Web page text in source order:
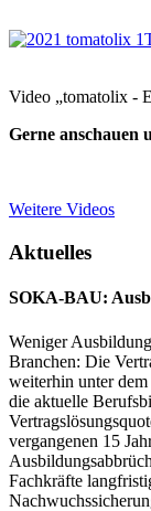
Video „tomatolix -
Gerne anschauen
Weitere Videos
Aktuelles
SOKA-BAU:
Weniger
Branchen: Die
weiterhin unter
die aktuelle
vergangenen 15
Fachkräfte